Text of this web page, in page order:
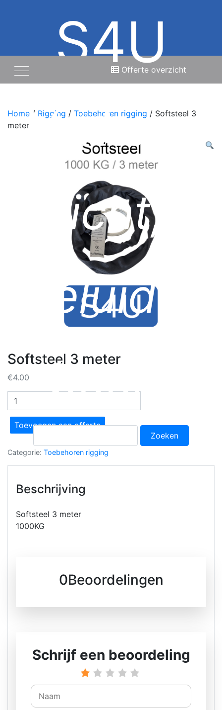
S4U
Verhuur
licht,
geluid &
beeld
naar:
Offerte overzicht
Home / Rigging / Toebehoren rigging / Softsteel 3
meter
Softsteel 3 meter
€4.00
Softsteel
3
meter
aantal
Toevoegen aan offerte
Categorie: Toebehoren rigging
Beschrijving
Softsteel 3 meter
1000KG
0Beoordelingen
Schrijf een beoordeling